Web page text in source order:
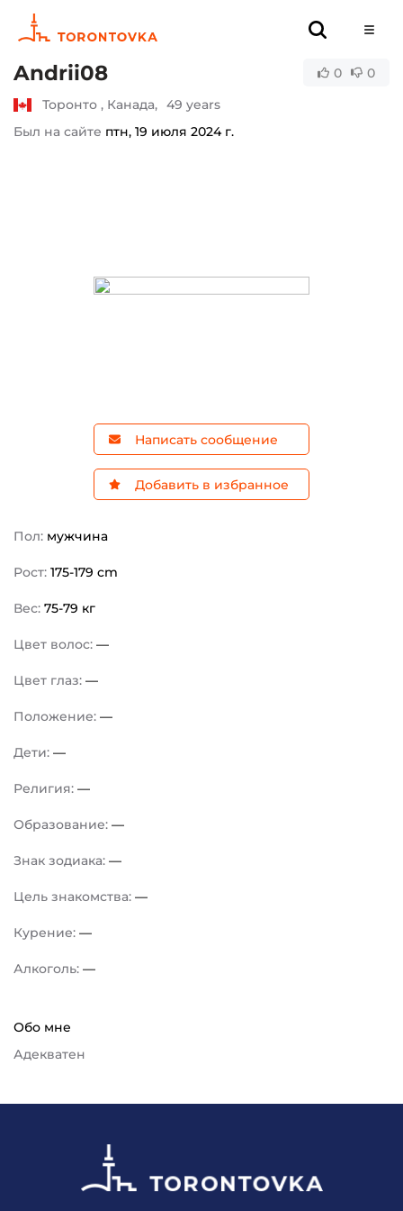
Andrii08
Торонто , Канада, 49 years
Был на сайте птн, 19 июля 2024 г.
0 0
Написать сообщение
Добавить в избранное
Пол: мужчина
Рост: 175-179 cm
Вес: 75-79 кг
Цвет волос: —
Цвет глаз: —
Положение: —
Дети: —
Религия: —
Образование: —
Знак зодиака: —
Цель знакомства: —
Курение: —
Алкоголь: —
Обо мне
Адекватен